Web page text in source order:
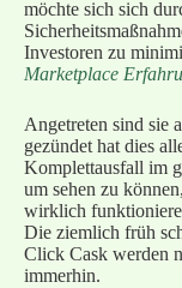
möchte sich sich
Investoren zu
Marketplace
Angetreten sind sie
gezündet hat dies
Komplettausfall im
um sehen zu
wirklich
Die ziemlich früh
Click Cask werden
immerhin.